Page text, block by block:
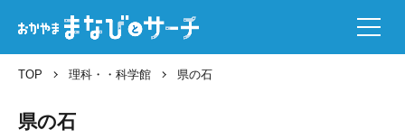
TOP 理科 ・ 科学館 県の石
県の石